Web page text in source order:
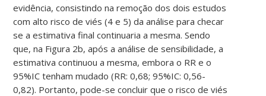
evidência, consistindo na remoção dos dois estudos
com alto risco de viés (4 e 5) da análise para checar
se a estimativa final continuaria a mesma. Sendo
que, na Figura 2b, após a análise de sensibilidade, a
estimativa continuou a mesma, embora o RR e o
95%IC tenham mudado (RR: 0,68; 95%IC: 0,56-
0,82). Portanto, pode-se concluir que o risco de viés